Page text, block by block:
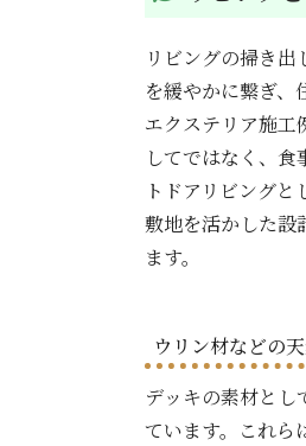
リビングの掃き
を緩やかに繋ぎ、
エクステリア施工
してではなく、
トドアリビング
敷地を活かした設
ます。
ウリン材などの
デッキの素材とし
ています。これら